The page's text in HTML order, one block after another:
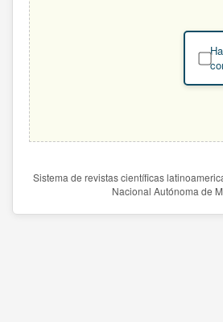
Sistema de revistas científicas
Nacional Autónoma de